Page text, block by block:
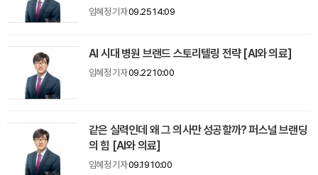
임혜정 기자09.25 14:09
AI 시대 병원 브랜드 스토리텔링 전략 [AI와 의료]
임혜정 기자09.22 10:00
같은 실력인데 왜 그 의사만 성공할까? 퍼스널 브랜딩
의 힘 [AI와 의료]
임혜정 기자09.19 10:00